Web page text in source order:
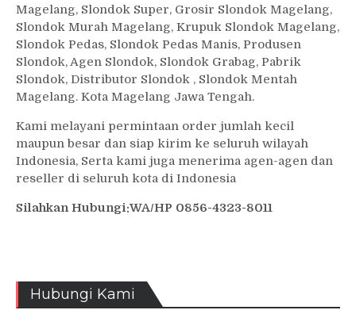
Magelang, Slondok Super, Grosir Slondok Magelang,
Slondok Murah Magelang, Krupuk Slondok Magelang,
Slondok Pedas, Slondok Pedas Manis, Produsen
Slondok, Agen Slondok, Slondok Grabag, Pabrik
Slondok, Distributor Slondok , Slondok Mentah
Magelang. Kota Magelang Jawa Tengah.
Kami melayani permintaan order jumlah kecil
maupun besar dan siap kirim ke seluruh wilayah
Indonesia, Serta kami juga menerima agen-agen dan
reseller di seluruh kota di Indonesia
Silahkan Hubungi:WA/HP 0856-4323-8011
Hubungi Kami